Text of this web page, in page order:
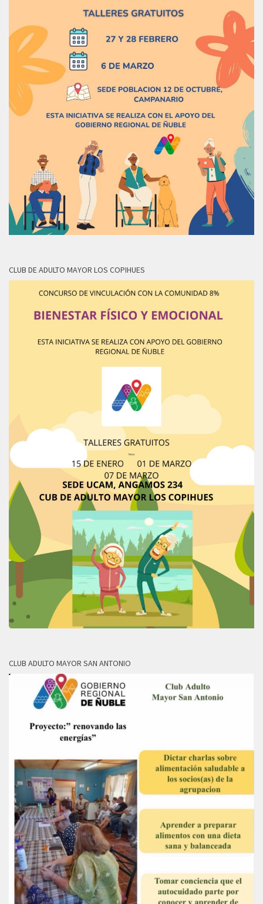
CLUB DE ADULTO MAYOR LOS COPIHUES
CLUB ADULTO MAYOR SAN ANTONIO